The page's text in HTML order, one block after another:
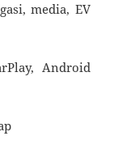
media, EV
Android